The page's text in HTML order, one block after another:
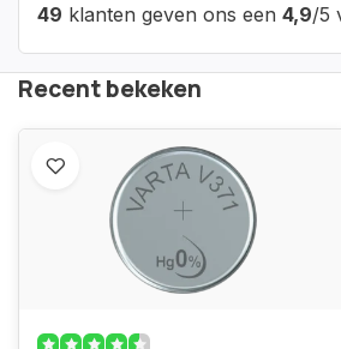
49 klanten geven ons een 4,9/5
Recent bekeken